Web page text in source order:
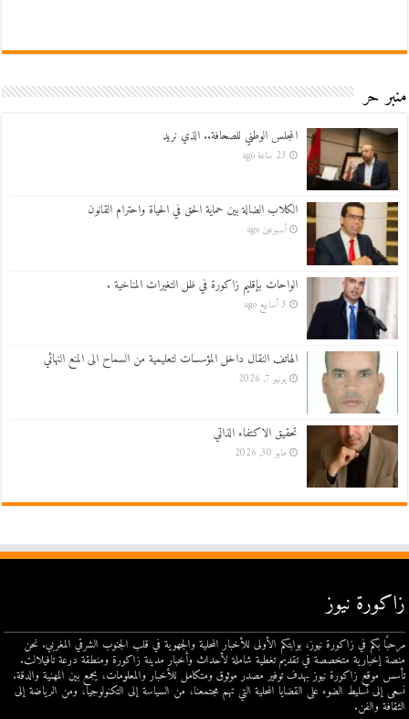
منبر حر
المجلس الوطني للصحافة.. الذي نريد
23 ساعة ago
الكلاب الضالة بين حماية الحق في الحياة واحترام القانون
أسبوعين ago
الواحات بإقليم زاكورة في ظل التغيرات المناخية .
3 أسابيع ago
الهاتف النقال داخل المؤسسات لتعليمية من السماح الى المنع النهائي
يونيو 7, 2026
تحقيق الاكتفاء الذاتي
مايو 30, 2026
زاكورة نيوز
مرحبًا بكم في زاكورة نيوز، بوابتكم الأولى للأخبار المحلية والجهوية في قلب الجنوب الشرقي المغربي. نحن
منصة إخبارية متخصصة في تقديم تغطية شاملة لأحداث وأخبار مدينة زاكورة ومنطقة درعة تافيلالت.
تأسس موقع زاكورة نيوز بهدف توفير مصدر موثوق ومتكامل للأخبار والمعلومات، يجمع بين المهنية والدقة.
نسعى إلى تسليط الضوء على القضايا المحلية التي تهم مجتمعنا، من السياسة إلى التكنولوجيا، ومن الرياضة إلى
الثقافة والفن.